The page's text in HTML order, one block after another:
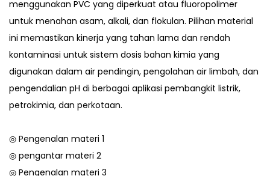
menggunakan PVC yang diperkuat atau fluoropolimer
untuk menahan asam, alkali, dan flokulan. Pilihan material
ini memastikan kinerja yang tahan lama dan rendah
kontaminasi untuk sistem dosis bahan kimia yang
digunakan dalam air pendingin, pengolahan air limbah, dan
pengendalian pH di berbagai aplikasi pembangkit listrik,
petrokimia, dan perkotaan.
◎ Pengenalan materi 1
◎ pengantar materi 2
◎ Pengenalan materi 3